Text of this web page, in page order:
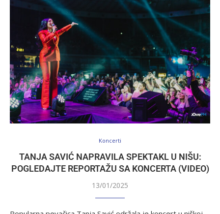
Koncerti
TANJA SAVIĆ NAPRAVILA SPEKTAKL U NIŠU:
POGLEDAJTE REPORTAŽU SA KONCERTA (VIDEO)
13/01/2025